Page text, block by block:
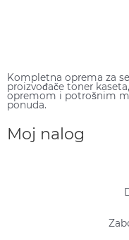
Kompletna oprema za
proizvođače toner
opremom i potrošnim
ponuda.
Moj nalog